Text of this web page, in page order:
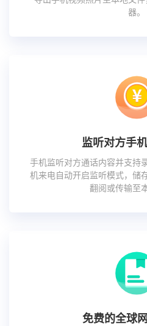
器。
监听对方手
手机监听对方通话内容并支持
机来电自动开启监听模式，储
翻阅或传输至
免费的全球